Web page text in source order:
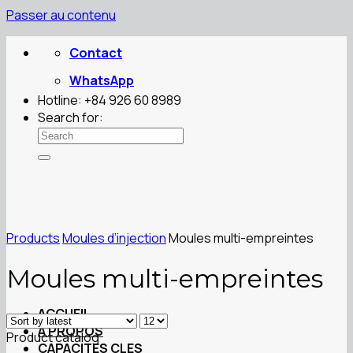
Passer au contenu
Contact
WhatsApp
Hotline: +84 926 60 8989
Search for:
ACCUEIL
A PROPOS
CAPACITES CLES
ProductsMoules d’injectionMoules multi-empreintes
Moules multi-empreintes
Product catalog